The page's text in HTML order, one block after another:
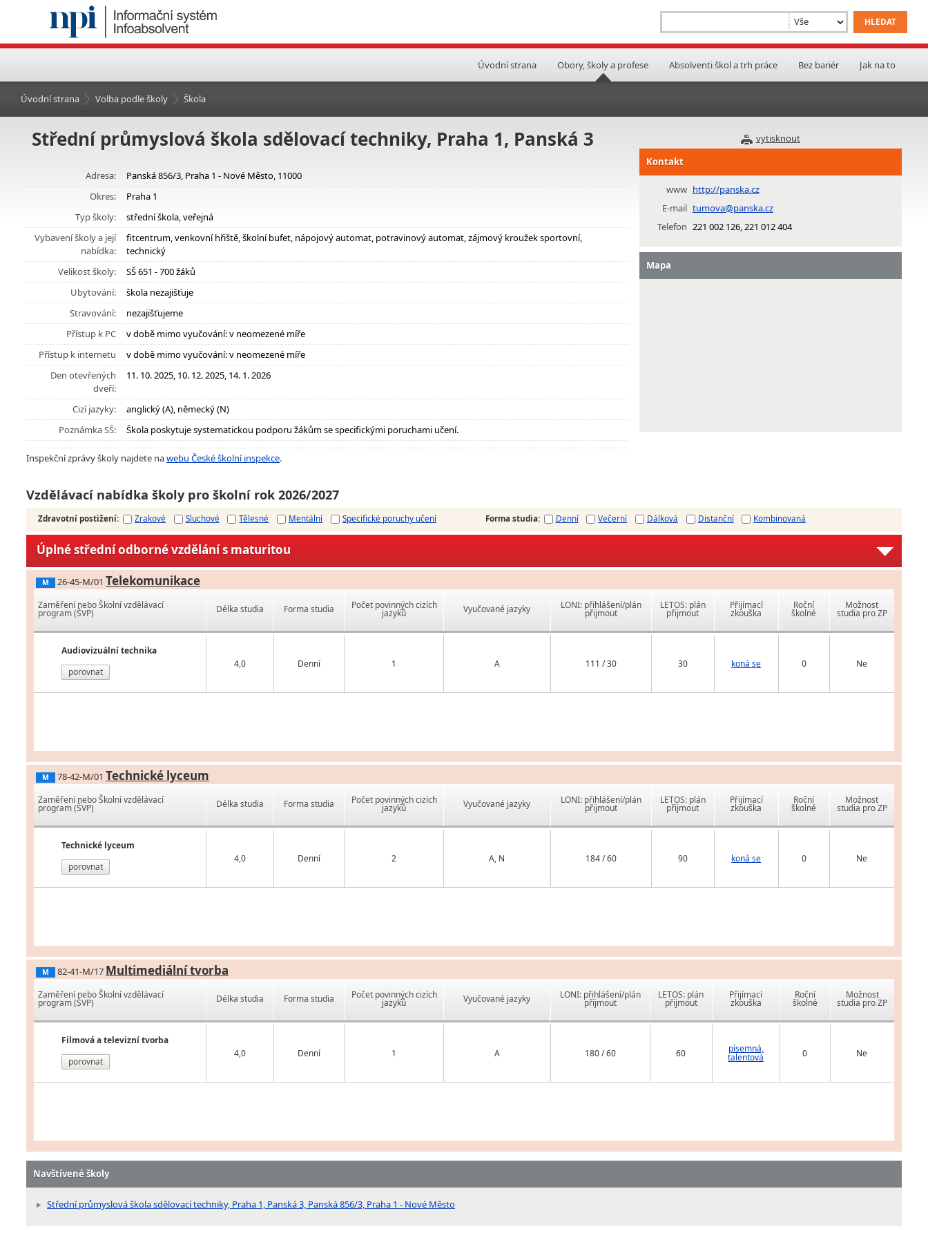
Úvodní strana Obory, školy a profese Absolventi škol a trh práce Bez bariér Jak na to
Úvodní strana Volba podle školy Škola
vytisknout
Střední průmyslová škola sdělovací techniky, Praha 1, Panská 3
Adresa:
Panská 856/3, Praha 1 - Nové Město, 11000
Okres:
Praha 1
Typ školy:
střední škola, veřejná
Vybavení školy a její
nabídka:
fitcentrum, venkovní hřiště, školní bufet, nápojový automat, potravinový automat, zájmový kroužek sportovní,
technický
Velikost školy:
SŠ 651 - 700 žáků
Ubytování:
škola nezajišťuje
Stravování:
nezajišťujeme
Přístup k PC
v době mimo vyučování: v neomezené míře
Přístup k internetu
v době mimo vyučování: v neomezené míře
Den otevřených
dveří:
11. 10. 2025, 10. 12. 2025, 14. 1. 2026
Cizí jazyky:
anglický (A), německý (N)
Poznámka SŠ:
Škola poskytuje systematickou podporu žákům se specifickými poruchami učení.
Inspekční zprávy školy najdete nawebu České školní inspekce.
Kontakt
www http://panska.cz
E-mail tumova@panska.cz
Telefon 221 002 126, 221 012 404
Mapa
Vzdělávací nabídka školy pro školní rok 2026/2027
Zdravotní postižení: Zrakové Sluchové Tělesné Mentální Specifické poruchy učení Forma studia: Denní Večerní Dálková Distanční Kombinovaná
Úplné střední odborné vzdělání s maturitou
M 26-45-M/01 Telekomunikace
Zaměření nebo Školní vzdělávací
program (ŠVP)
Audiovizuální technika
porovnat
Délka studia Forma studia Počet povinných cizích
jazyků Vyučované jazyky
4,0 Denní 1 A
LONI: přihlášení/plán
přijmout
LETOS: plán
přijmout
Přijímací
zkouška
Roční
školné
Možnost
studia pro ZP
111 / 30 30 koná se 0 Ne
M 78-42-M/01 Technické lyceum
Zaměření nebo Školní vzdělávací
program (ŠVP)
Technické lyceum
porovnat
Délka studia Forma studia Počet povinných cizích
jazyků Vyučované jazyky
4,0 Denní 2 A, N
LONI: přihlášení/plán
přijmout
LETOS: plán
přijmout
Přijímací
zkouška
Roční
školné
Možnost
studia pro ZP
184 / 60 90 koná se 0 Ne
M 82-41-M/17 Multimediální tvorba
Zaměření nebo Školní vzdělávací
program (ŠVP)
Filmová a televizní tvorba
porovnat
Délka studia Forma studia Počet povinných cizích
jazyků Vyučované jazyky
4,0 Denní 1 A
LONI: přihlášení/plán
přijmout
LETOS: plán
přijmout
Přijímací
zkouška
Roční
školné
Možnost
studia pro ZP
180 / 60 60 písemná,
talentová 0 Ne
Navštívené školy
Střední průmyslová škola sdělovací techniky, Praha 1, Panská 3, Panská 856/3, Praha 1 - Nové Město